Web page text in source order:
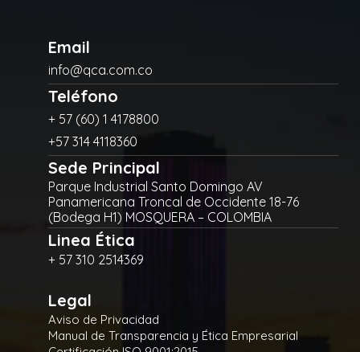
Email
info@qca.com.co
Teléfono
+ 57 (60) 1 4178800
+57 314 4118360
Sede Principal
Parque Industrial Santo Domingo AV
Panamericana Troncal de Occidente 18-76
(Bodega H1) MOSQUERA – COLOMBIA
Linea Ética
+ 57 310 2514369
Legal
Aviso de Privacidad
Manual de Transparencia y Ética Empresarial